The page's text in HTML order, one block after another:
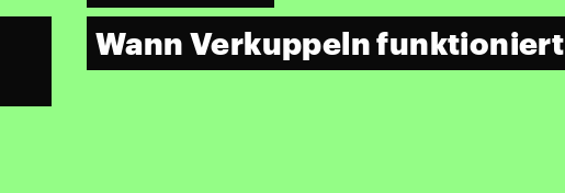
Wann Verkuppeln funktioniert